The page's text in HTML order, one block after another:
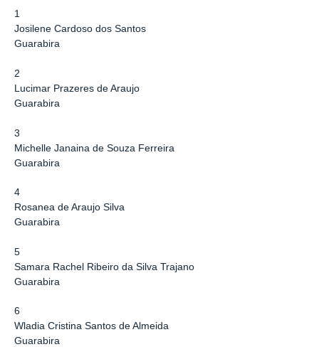
1
Josilene Cardoso dos Santos
Guarabira
2
Lucimar Prazeres de Araujo
Guarabira
3
Michelle Janaina de Souza Ferreira
Guarabira
4
Rosanea de Araujo Silva
Guarabira
5
Samara Rachel Ribeiro da Silva Trajano
Guarabira
6
Wladia Cristina Santos de Almeida
Guarabira